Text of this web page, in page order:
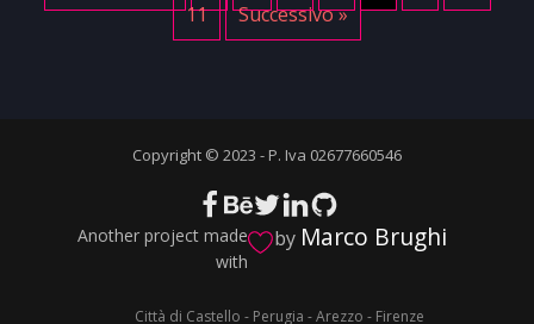
11
Successivo »
Copyright © 2023 - P. Iva 02677660546
Another project made
with
by Marco Brughi
Città di Castello - Perugia - Arezzo - Firenze